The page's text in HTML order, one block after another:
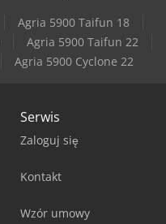
Agria 5900 Taifun 18
Agria 5900 Taifun 22
Agria 5900 Cyclone 22
Serwis
Zaloguj się
Kontakt
Wzór umowy